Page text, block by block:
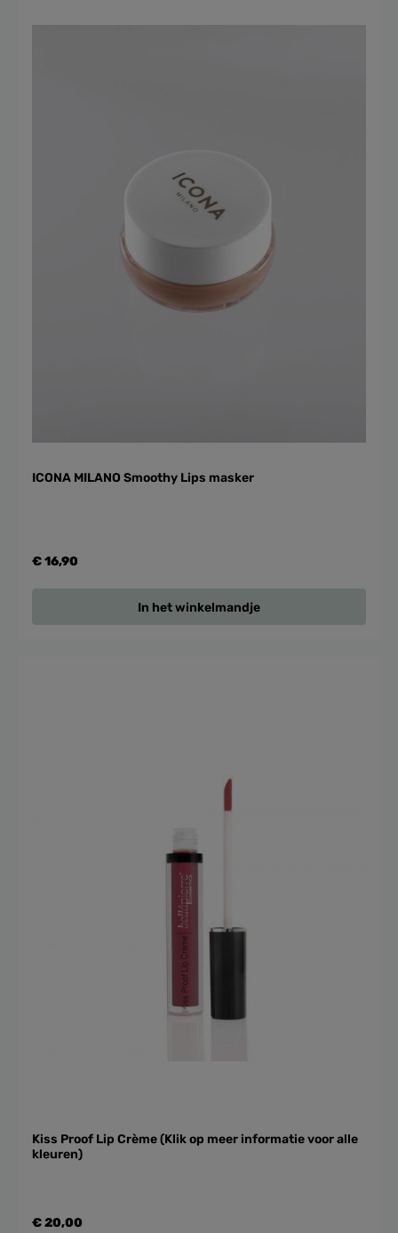
ICONA MILANO Smoothy Lips masker
€ 16,90
In het winkelmandje
Kiss Proof Lip Crème (Klik op meer informatie voor alle
kleuren)
€ 20,00